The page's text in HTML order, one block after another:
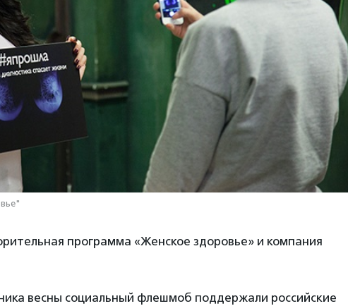
программа «Женское здоровье» и компания
весны социальный флешмоб поддержали российские